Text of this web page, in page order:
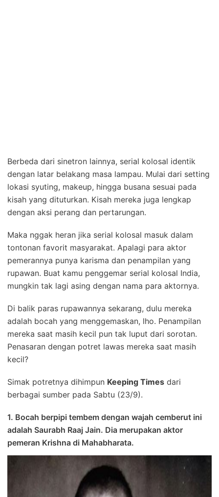
Berbeda dari sinetron lainnya, serial kolosal identik
dengan latar belakang masa lampau. Mulai dari setting
lokasi syuting, makeup, hingga busana sesuai pada
kisah yang dituturkan. Kisah mereka juga lengkap
dengan aksi perang dan pertarungan.
Maka nggak heran jika serial kolosal masuk dalam
tontonan favorit masyarakat. Apalagi para aktor
pemerannya punya karisma dan penampilan yang
rupawan. Buat kamu penggemar serial kolosal India,
mungkin tak lagi asing dengan nama para aktornya.
Di balik paras rupawannya sekarang, dulu mereka
adalah bocah yang menggemaskan, lho. Penampilan
mereka saat masih kecil pun tak luput dari sorotan.
Penasaran dengan potret lawas mereka saat masih
kecil?
Simak potretnya dihimpun Keeping Times dari
berbagai sumber pada Sabtu (23/9).
1. Bocah berpipi tembem dengan wajah cemberut ini
adalah Saurabh Raaj Jain. Dia merupakan aktor
pemeran Krishna di Mahabharata.